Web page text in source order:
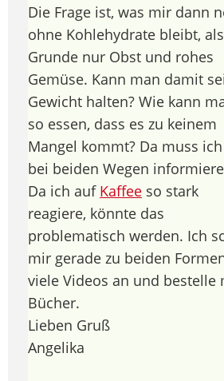
Die Frage ist, was mir dann
ohne Kohlehydrate bleibt,
Grunde nur Obst und rohes
Gemüse. Kann man damit
Gewicht halten? Wie kann
so essen, dass es zu keinem
Mangel kommt? Da muss
bei beiden Wegen
Da ich auf Kaffee so stark
reagiere, könnte das
problematisch werden. Ich
mir gerade zu beiden
viele Videos an und bestelle
Bücher.
Lieben Gruß
Angelika